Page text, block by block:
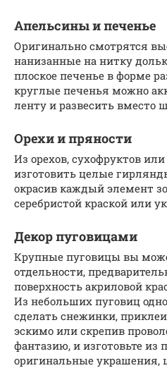
Апельсины и печенье
Оригинально смотрятся
нанизанные на нитку
плоское печенье в форме
круглые печенья можно
ленту и развесить вместо
Орехи и пряности
Из орехов, сухофруктов
изготовить целые
окрасив каждый элемент
серебристой краской или
Декор пуговицами
Крупные пуговицы вы
отдельности,
поверхность акриловой
Из небольших пуговиц
сделать снежинки,
эскимо или скрепив
фантазию, и изготовьте из
оригинальные украшения,